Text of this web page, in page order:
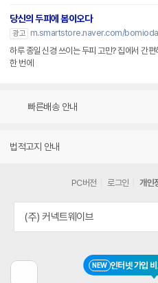
NEW 인터넷 가입
당신의 두피에 봄이오다
광고
m.smartstore.naver.com/bomioda
하루 종일 신경 쓰이는 두피 고민? 집에서 간편
한 번에
빠른배송 안내
법적고지 안내
PC버전 로그인 개인
(주) 커넥트웨이브